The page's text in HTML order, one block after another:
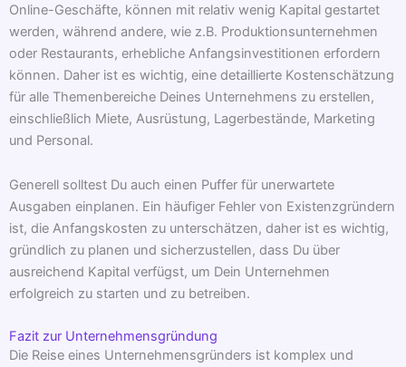
Online-Geschäfte, können mit relativ wenig Kapital gestartet
werden, während andere, wie z.B. Produktionsunternehmen
oder Restaurants, erhebliche Anfangsinvestitionen erfordern
können. Daher ist es wichtig, eine detaillierte Kostenschätzung
für alle Themenbereiche Deines Unternehmens zu erstellen,
einschließlich Miete, Ausrüstung, Lagerbestände, Marketing
und Personal.
Generell solltest Du auch einen Puffer für unerwartete
Ausgaben einplanen. Ein häufiger Fehler von Existenzgründern
ist, die Anfangskosten zu unterschätzen, daher ist es wichtig,
gründlich zu planen und sicherzustellen, dass Du über
ausreichend Kapital verfügst, um Dein Unternehmen
erfolgreich zu starten und zu betreiben.
Fazit zur Unternehmensgründung
Die Reise eines Unternehmensgründers ist komplex und